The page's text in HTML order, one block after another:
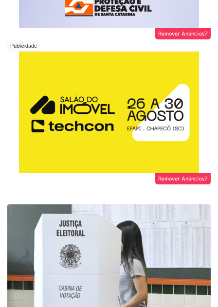
Remover Anúncios?
Remover Anúncios?